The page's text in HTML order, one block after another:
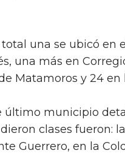
total una se ubicó en
una más en
Matamoros y 24 en
último municipio
clases fueron:
Guerrero, en la